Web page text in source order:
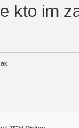
kto im